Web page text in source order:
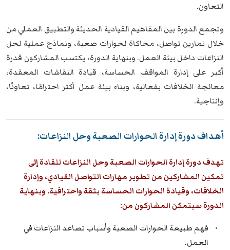
التعاون.
وتجمع الدورة بين المفاهيم القيادية الحديثة والتطبيق العملي من
خلال تمارين تواصل، محاكاة لحوارات صعبة، ونماذج عملية لحل
النزاعات داخل بيئة العمل. وبنهاية الدورة، يكتسب المشاركون قدرة
أكبر على إدارة المواقف الحساسة، قيادة النقاشات المعقدة،
معالجة الخلافات بفعالية، وبناء بيئة عمل أكثر احترامًا، تعاونًا،
وإنتاجية.
أهداف دورة إدارة الحوارات الصعبة وحل النزاعات:
تهدف دورة إدارة الحوارات الصعبة وحل النزاعات للقادة إلى
تمكين المشاركين من تطوير مهارات التواصل القيادي، وإدارة
الخلافات، وقيادة الحوارات الحساسة بثقة واحترافية. وبنهاية
الدورة سيتمكن المشاركون من:
فهم طبيعة الحوارات الصعبة وأسباب تصاعد النزاعات في
العمل.